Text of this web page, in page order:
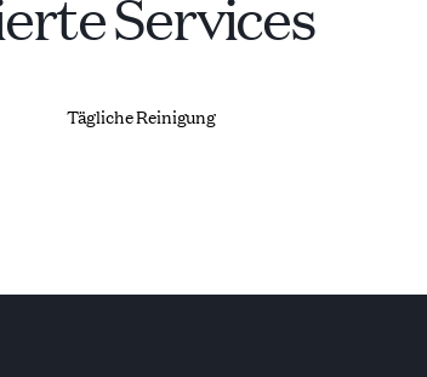
Services
Tägliche Reinigung